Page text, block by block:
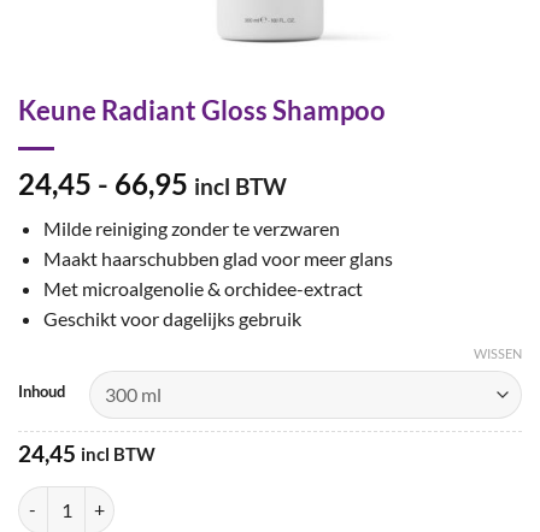
Keune Radiant Gloss Shampoo
24,45 - 66,95 Prijsklasse:
tot
€66,95
incl BTW
Milde reiniging zonder te verzwaren
Maakt haarschubben glad voor meer glans
Met microalgenolie & orchidee-extract
Geschikt voor dagelijks gebruik
Inhoud
WISSEN
24,45 incl BTW
Keune Radiant Gloss Shampoo aantal